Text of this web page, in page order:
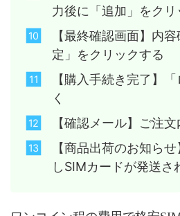
力後に「追加」をクリ
【最終確認画面】内
定」をクリックする
【購入手続き完了】
く
【確認メール】ご注
【商品出荷のお知ら
しSIMカードが発送さ